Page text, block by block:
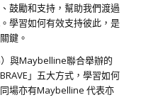
鼓勵和支持，幫助我們渡過
學習如何有效支持彼此，是
鍵。
與Maybelline聯合舉辦的
」五大方式，學習如何
場亦有Maybelline 代表亦